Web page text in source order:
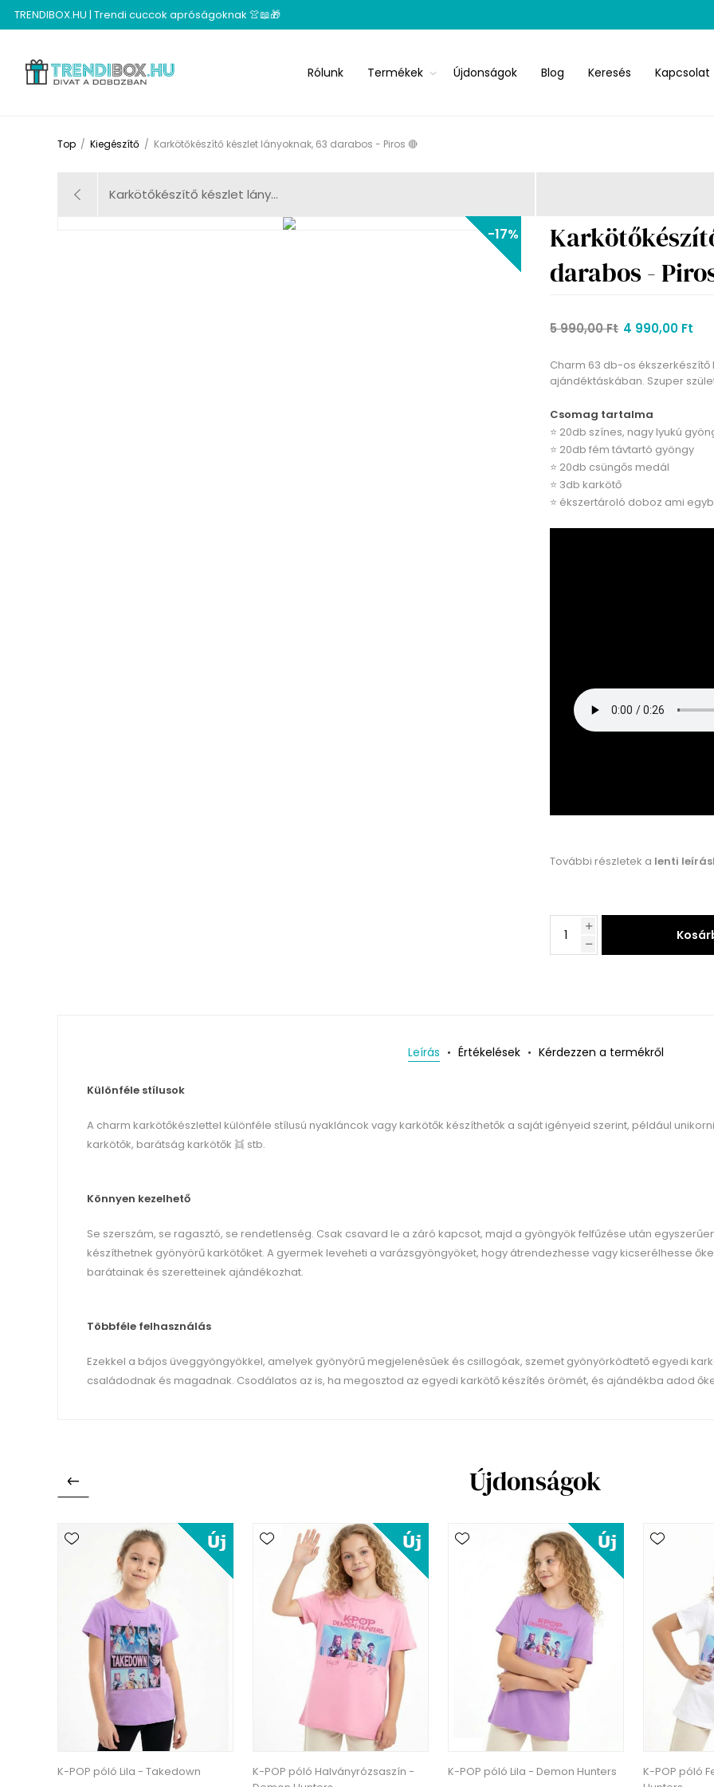
TRENDIBOX.HU | Trendi cuccok apróságoknak 👚📖🎁
Rólunk Termékek Újdonságok Blog Keresés Kapcsolat
Top / Kiegészítő / Karkötőkészítő készlet lányoknak, 63 darabos - Piros 🔴
Karkötőkészítő készlet lány...
-17%
darabos -
5 990,00 Ft 4 990,00 Ft
Charm 63 db-os ékszerkészítő
ajándéktáskában. Szuper
Csomag tartalma
⭐ 20db színes, nagy lyukú
⭐ 20db fém távtartó gyöngy
⭐ 20db csüngős medál
⭐ 3db karkötő
⭐ ékszertároló doboz ami
További részletek a lenti
Leírás Értékelések Kérdezzen a termékről
Különféle stílusok
A charm karkötőkészlettel különféle stílusú nyakláncok vagy karkötők készíthetők a saját igényeid szerint, például
karkötők, barátság karkötők 👯 stb.
Könnyen kezelhető
Se szerszám, se ragasztó, se rendetlenség. Csak csavard le a záró kapcsot, majd a gyöngyök felfűzése után
készíthetnek gyönyörű karkötőket. A gyermek leveheti a varázsgyöngyöket, hogy átrendezhesse vagy kicserélhesse
barátainak és szeretteinek ajándékozhat.
Többféle felhasználás
Ezekkel a bájos üveggyöngyökkel, amelyek gyönyörű megjelenésűek és csillogóak, szemet gyönyörködtető egyedi
családodnak és magadnak. Csodálatos az is, ha megosztod az egyedi karkötő készítés örömét, és ajándékba adod
Újdonságok
K-POP póló Lila - Takedown
K-POP póló Halványrózsaszín -
K-POP póló Lila - Demon Hunters
K-POP póló